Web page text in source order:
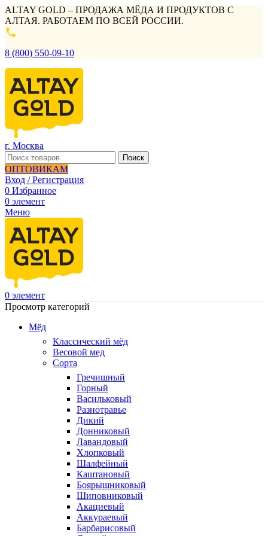
ALTAY GOLD – ПРОДАЖА МЁДА И ПРОДУКТОВ С
АЛТАЯ. РАБОТАЕМ ПО ВСЕЙ РОССИИ.
8 (800) 550-09-10
г. Москва
Поиск
ОПТОВИКАМ
Вход / Регистрация
0 Избранное
0 элемент
Меню
0 элемент
Просмотр категорий
Мёд
Классический мёд
Весовой мед
Сорта
Гречишный
Горный
Васильковый
Разнотравье
Дикий
Донниковый
Лавандовый
Хлопковый
Шалфейный
Каштановый
Боярышниковый
Шиповниковый
Акациевый
Аккураевый
Барбарисовый